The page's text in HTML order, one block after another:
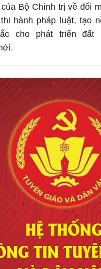
Bộ Chính trị về đổi
hành pháp luật, tạo
cho phát triển đất